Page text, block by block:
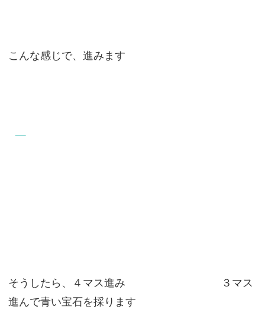
こんな感じで、進みます
そうしたら、４マス進み ３マス
進んで青い宝石を採ります